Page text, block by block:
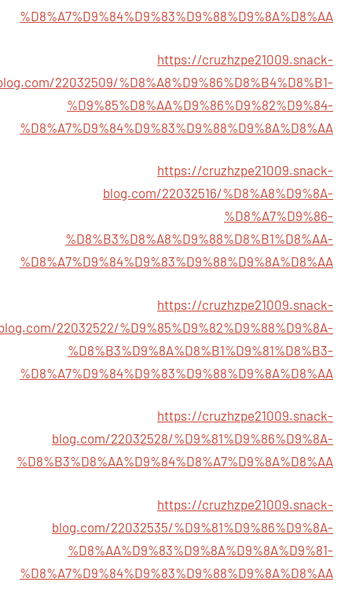
%D8%A7%D9%84%D9%83%D9%88%D9%8A%D8%AA
https://cruzhzpe21009.snack-
22032509/%D8%A8%D9%86%D8%B4%D8%B1-
%D9%85%D8%AA%D9%86%D9%82%D9%84-
%D8%A7%D9%84%D9%83%D9%88%D9%8A%D8%AA
https://cruzhzpe21009.snack-
blog.com/22032516/%D8%A8%D9%8A-
%D8%A7%D9%86-
%D8%B3%D8%A8%D9%88%D8%B1%D8%AA-
%D8%A7%D9%84%D9%83%D9%88%D9%8A%D8%AA
https://cruzhzpe21009.snack-
22032522/%D9%85%D9%82%D9%88%D9%8A-
%D8%B3%D9%8A%D8%B1%D9%81%D8%B3-
%D8%A7%D9%84%D9%83%D9%88%D9%8A%D8%AA
https://cruzhzpe21009.snack-
blog.com/22032528/%D9%81%D9%86%D9%8A-
%D8%B3%D8%AA%D9%84%D8%A7%D9%8A%D8%AA
https://cruzhzpe21009.snack-
blog.com/22032535/%D9%81%D9%86%D9%8A-
%D8%AA%D9%83%D9%8A%D9%8A%D9%81-
%D8%A7%D9%84%D9%83%D9%88%D9%8A%D8%AA